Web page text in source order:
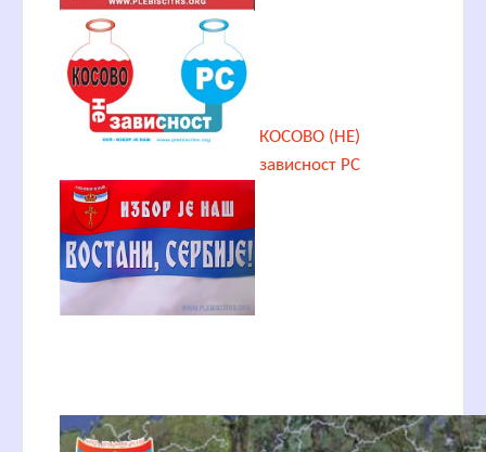
КОСОВО (НЕ)
зависност РС